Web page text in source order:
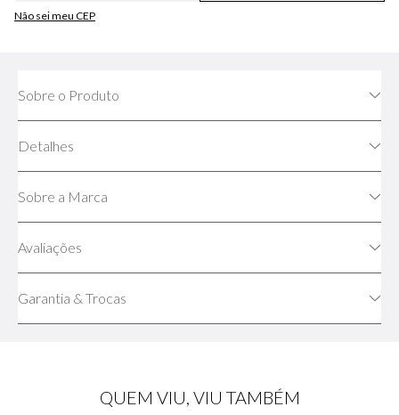
Não sei meu CEP
Sobre o Produto
Detalhes
Sobre a Marca
Avaliações
Garantia & Trocas
QUEM VIU, VIU TAMBÉM